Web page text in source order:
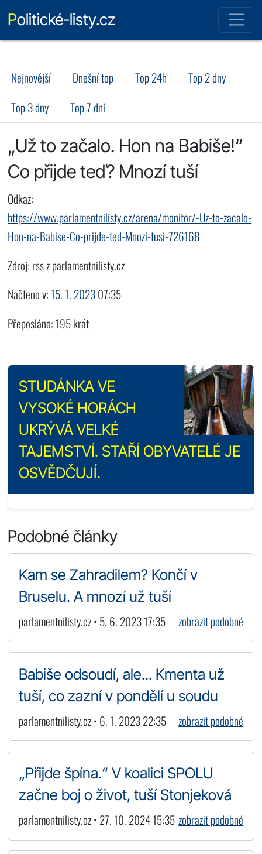
Politické-listy.cz
Nejnovější Dnešní top Top 24h
Top 2 dny
Top 3 dny
Top 7 dní
„Už to začalo. Hon na Babiše!“
Co přijde teď? Mnozí tuší
Odkaz:
https://www.parlamentnilisty.cz/arena/monitor/-Uz-to-zacalo-
Hon-na-Babise-Co-prijde-ted-Mnozi-tusi-726168
Zdroj: rss z parlamentnilisty.cz
Načteno v:15. 1. 202307:35
Přeposláno: 195 krát
STUDÁNKA VE
VYSOKÉ HORÁCH
UKRÝVÁ VELKÉ
TAJEMSTVÍ. STAŘÍ OBYVATELÉ JE
OSVĚDČUJÍ.
Podobné články
Kam se Zahradilem? Končí v
Bruselu. A mnozí už tuší
parlamentnilisty.cz • 5. 6. 2023 17:35 zobrazit podobné
Babiše odsoudí, ale... Kmenta už
tuší, co zazní v pondělí u soudu
parlamentnilisty.cz • 6. 1. 2023 22:35 zobrazit podobné
„Přijde špína.“ V koalici SPOLU
začne boj o život, tuší Stonjeková
parlamentnilisty.cz • 27. 10. 2024 15:35 zobrazit podobné